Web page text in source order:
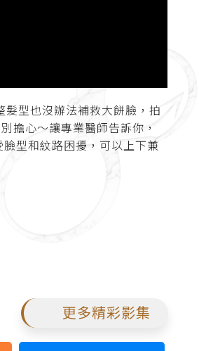
型也沒辦法補救大餅臉，拍
擔心～讓專業醫師告訴你，
型和紋路困擾，可以上下兼
更多精彩影集